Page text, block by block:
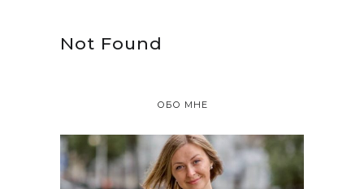
Not Found
ОБО МНЕ